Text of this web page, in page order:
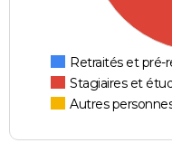
Retraités et pré-
Stagiaires et
Autres